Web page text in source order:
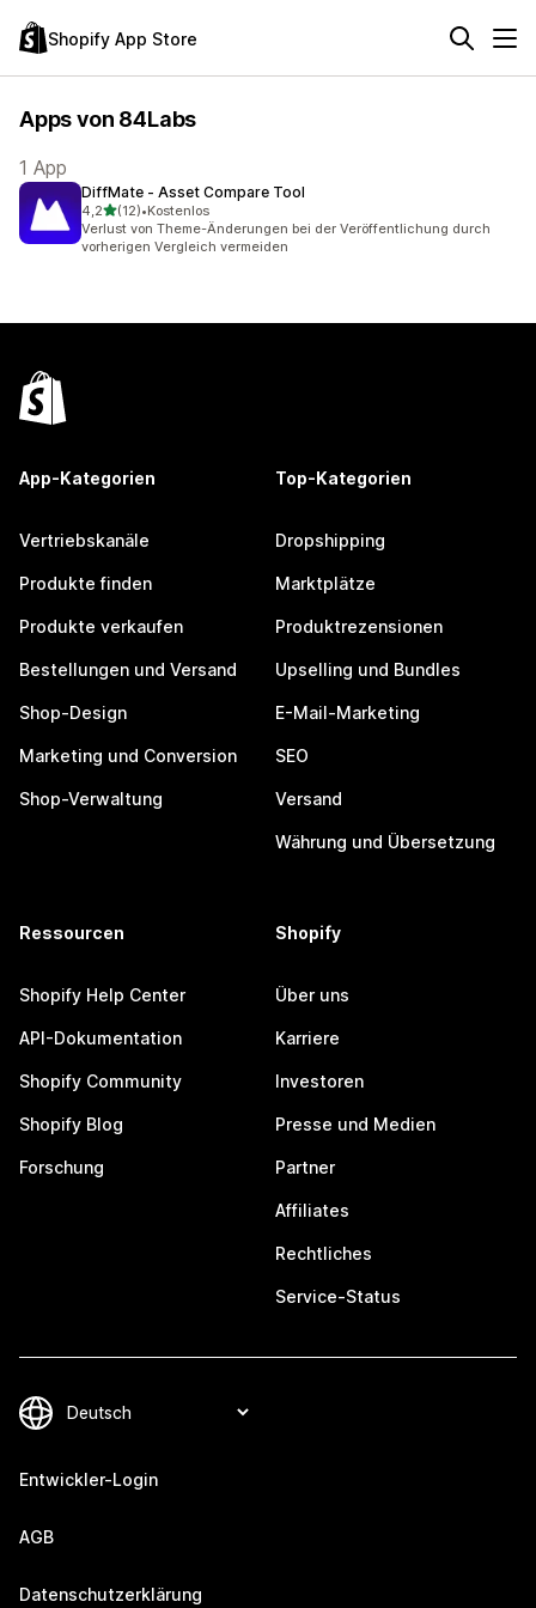
Shopify App Store
Apps von 84Labs
1 App
DiffMate ‑ Asset Compare Tool
4,2von 5 Sternen
(12)
12 Rezensionen insgesamt
•Kostenlos
Verlust von Theme-Änderungen bei der Veröffentlichung durch
vorherigen Vergleich vermeiden
App-Kategorien
Vertriebskanäle
Produkte finden
Produkte verkaufen
Bestellungen und Versand
Shop-Design
Marketing und Conversion
Shop-Verwaltung
Top-Kategorien
Dropshipping
Marktplätze
Produktrezensionen
Upselling und Bundles
E-Mail-Marketing
SEO
Versand
Währung und Übersetzung
Ressourcen
Shopify Help Center
API-Dokumentation
Shopify Community
Shopify Blog
Forschung
Shopify
Über uns
Karriere
Investoren
Presse und Medien
Partner
Affiliates
Rechtliches
Service-Status
Entwickler-Login
AGB
Datenschutzerklärung